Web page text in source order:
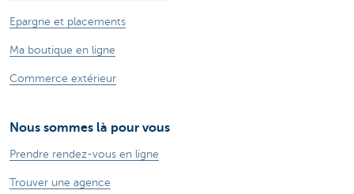
Epargne et placements
Ma boutique en ligne
Commerce extérieur
Nous sommes là pour vous
Prendre rendez-vous en ligne
Trouver une agence